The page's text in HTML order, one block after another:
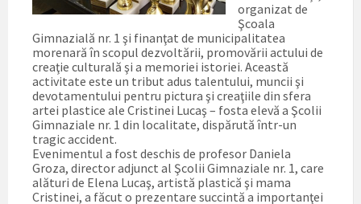
organizat de
Şcoala
Gimnazială nr. 1 şi finanţat de municipalitatea
morenară în scopul dezvoltării, promovării actului de
creaţie culturală şi a memoriei istoriei. Această
activitate este un tribut adus talentului, muncii şi
devotamentului pentru pictura şi creaţiile din sfera
artei plastice ale Cristinei Lucaş – fosta elevă a Şcolii
Gimnaziale nr. 1 din localitate, dispărută într-un
tragic accident.
Evenimentul a fost deschis de profesor Daniela
Groza, director adjunct al Şcolii Gimnaziale nr. 1, care
alături de Elena Lucaş, artistă plastică şi mama
Cristinei, a făcut o prezentare succintă a importanţei